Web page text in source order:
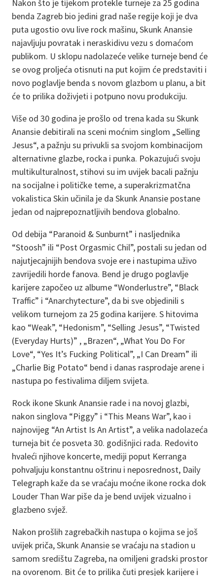
Nakon što je tijekom protekle turneje za 25 godina
benda Zagreb bio jedini grad naše regije koji je dva
puta ugostio ovu live rock mašinu, Skunk Anansie
najavljuju povratak i neraskidivu vezu s domaćom
publikom. U sklopu nadolazeće velike turneje bend će
se ovog proljeća otisnuti na put kojim će predstaviti i
novo poglavlje benda s novom glazbom u planu, a bit
će to prilika doživjeti i potpuno novu produkciju.
Više od 30 godina je prošlo od trena kada su Skunk
Anansie debitirali na sceni moćnim singlom „Selling
Jesus“, a pažnju su privukli sa svojom kombinacijom
alternativne glazbe, rocka i punka. Pokazujući svoju
multikulturalnost, stihovi su im uvijek bacali pažnju
na socijalne i političke teme, a superakrizmatčna
vokalistica Skin učinila je da Skunk Anansie postane
jedan od najprepoznatljivih bendova globalno.
Od debija “Paranoid & Sunburnt” i nasljednika
“Stoosh” ili “Post Orgasmic Chil”, postali su jedan od
najutjecajnijih bendova svoje ere i nastupima uživo
zavrijedili horde fanova. Bend je drugo poglavlje
karijere započeo uz albume “Wonderlustre”, “Black
Traffic” i “Anarchytecture”, da bi sve objedinili s
velikom turnejom za 25 godina karijere. S hitovima
kao “Weak”, “Hedonism”, “Selling Jesus”, “Twisted
(Everyday Hurts)” , „Brazen“, „What You Do For
Love“, “Yes It’s Fucking Political”, „I Can Dream” ili
„Charlie Big Potato“ bend i danas rasprodaje arene i
nastupa po festivalima diljem svijeta.
Rock ikone Skunk Anansie rade i na novoj glazbi,
nakon singlova “Piggy” i “This Means War”, kao i
najnovijeg “An Artist Is An Artist”, a velika nadolazeća
turneja bit će posveta 30. godišnjici rada. Redovito
hvaleći njihove koncerte, mediji poput Kerranga
pohvaljuju konstantnu oštrinu i neposrednost, Daily
Telegraph kaže da se vraćaju moćne ikone rocka dok
Louder Than War piše da je bend uvijek vizualno i
glazbeno svjež.
Nakon prošlih zagrebačkih nastupa o kojima se još
uvijek priča, Skunk Anansie se vraćaju na stadion u
samom središtu Zagreba, na omiljeni gradski prostor
na ovorenom. Bit će to prilika čuti presjek karijere i